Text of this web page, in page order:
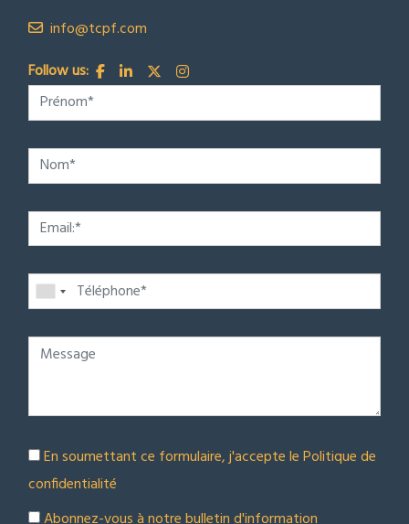
info@tcpf.com
Follow us:
En soumettant ce formulaire, j'accepte lePolitique de
confidentialité